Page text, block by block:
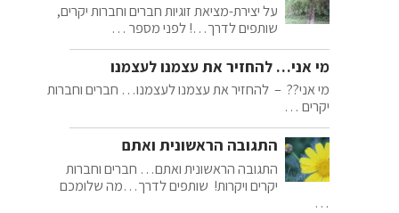
על יצירת-מציאת זוגיות חברים וחברות יקרים,
שותפים לדרך…! לפני מספר …
מי אני… להחזיר את עצמנו לעצמנו
מי אני?? – להחזיר את עצמנו לעצמנו… חברים וחברות
יקרים …
התגובה הראשונית ואתם
התגובה הראשונית ואתם… חברים וחברות
יקרים ויקרות! שותפים לדרך…מה שלומכם
…